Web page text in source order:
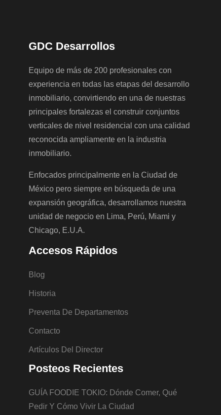
GDC Desarrollos
Equipo de más de 200 profesionales con
experiencia en todas las etapas del desarrollo
inmobiliario, convirtiendo en una de nuestras
principales fortalezas el construir conjuntos
verticales de nivel residencial con una calidad
reconocida ampliamente en la industria
inmobiliario.
Enfocados principalmente en la Ciudad de
México pero siempre en búsqueda de una
expansión geográfica, desarrollamos nuestra
unidad de negocio en Lima, Perú, Miami y
Chicago, E.U.A.
Accesos Rápidos
Blog
Historia
Preventa De Departamentos
Contacto
Artículos Del Director
Posteos Recientes
GUÍA FOODIE TOKIO: Dónde Comer, Qué
Pedir Y Cómo Vivir La Ciudad